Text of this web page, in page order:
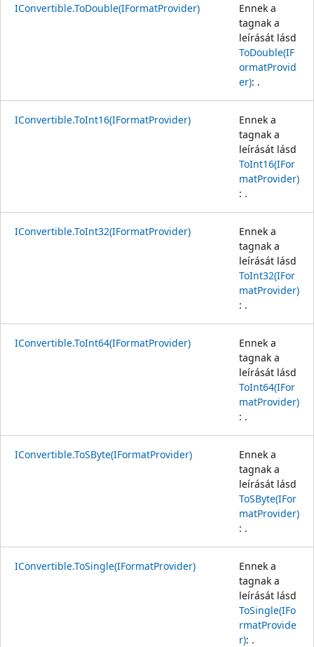
IConvertible.ToDouble(IFormatProvider)
Ennek a
tagnak a
leírását lásd
ToDouble(IF
ormatProvid
er): .
IConvertible.ToInt16(IFormatProvider)
Ennek a
tagnak a
leírását lásd
ToInt16(IFor
matProvider)
: .
IConvertible.ToInt32(IFormatProvider)
Ennek a
tagnak a
leírását lásd
ToInt32(IFor
matProvider)
: .
IConvertible.ToInt64(IFormatProvider)
Ennek a
tagnak a
leírását lásd
ToInt64(IFor
matProvider)
: .
IConvertible.ToSByte(IFormatProvider)
Ennek a
tagnak a
leírását lásd
ToSByte(IFor
matProvider)
: .
IConvertible.ToSingle(IFormatProvider)
Ennek a
tagnak a
leírását lásd
ToSingle(IFo
rmatProvide
r): .